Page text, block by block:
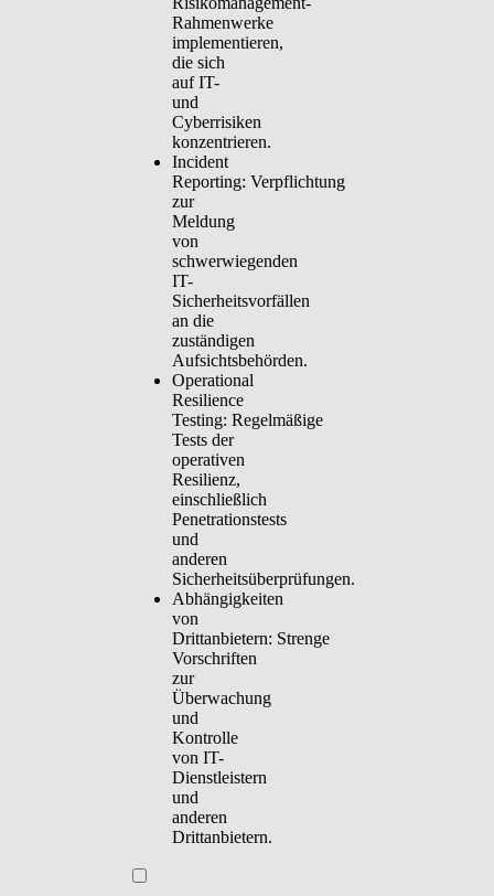
Rahmenwerke
implementieren,
die sich
auf IT-
und
Cyberrisiken
konzentrieren.
Incident
Reporting: Verpflichtung
zur
Meldung
von
schwerwiegenden
IT-
Sicherheitsvorfällen
an die
zuständigen
Aufsichtsbehörden.
Operational
Resilience
Testing: Regelmäßige
Tests der
operativen
Resilienz,
einschließlich
Penetrationstests
und
anderen
Sicherheitsüberprüfungen.
Abhängigkeiten
von
Drittanbietern: Strenge
Vorschriften
zur
Überwachung
und
Kontrolle
von IT-
Dienstleistern
und
anderen
Drittanbietern.